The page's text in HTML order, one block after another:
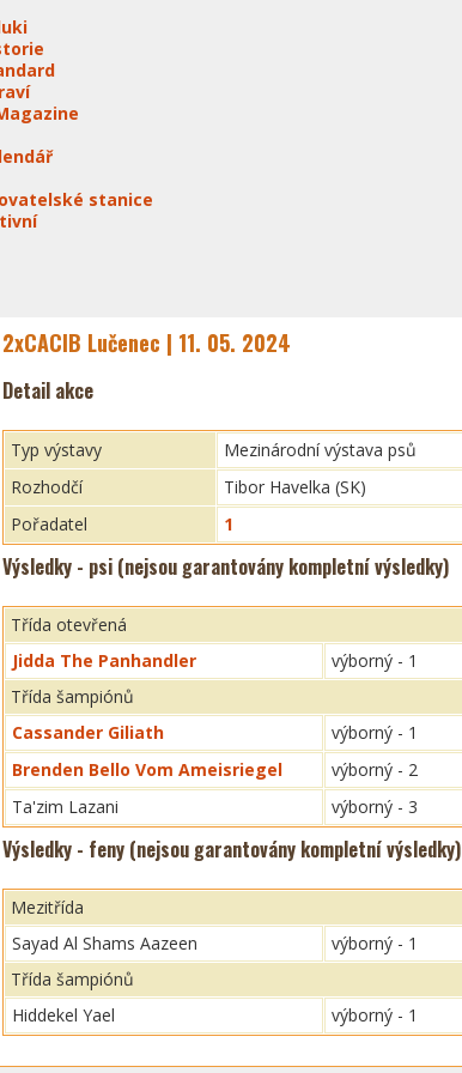
stanice
2xCACIB Lučenec | 11. 05. 2024
Detail akce
Typ výstavy
Mezinárodní výstava psů
Rozhodčí
Tibor Havelka (SK)
Pořadatel
1
Výsledky - psi (nejsou garantovány kompletní výsledky)
Třída otevřená
Jidda The Panhandler
výborný - 1
Třída šampiónů
Cassander Giliath
výborný - 1
Brenden Bello Vom Ameisriegel
výborný - 2
Ta'zim Lazani
výborný - 3
Výsledky - feny (nejsou garantovány kompletní výsledky)
Mezitřída
Sayad Al Shams Aazeen
výborný - 1
Třída šampiónů
Hiddekel Yael
výborný - 1